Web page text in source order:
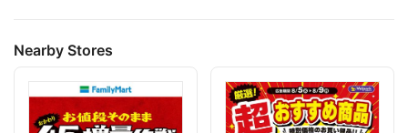
Nearby Stores